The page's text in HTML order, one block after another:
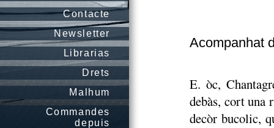
Contacte
Newsletter
Librarias
Drets
Malhum
Commandes
depuis
Acompanhat
E. òc,
debàs, cort una
decòr bucolic,